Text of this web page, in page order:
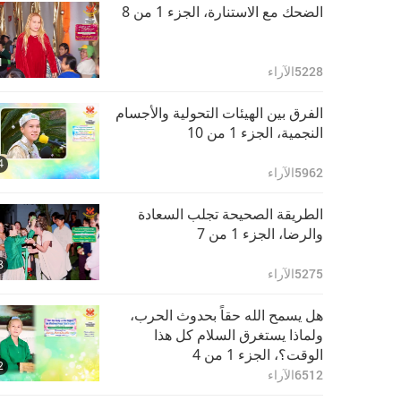
36:03
عندما يضيع الصدق:
من 16
6945الآراء
26:41
عندما يضيع الصدق:
علامات الساعة من
من 16
6268الآراء
27:44
عندما يضيع الصدق:
علامات الساعة من
10 من 16
5745الآراء
33:00
عندما يضيع الصدق:
علامات الساعة من
الحديث الشريف، الجزء
11 من 16
5724الآراء
الضحك مع الاستنارة، الجزء 1 من 8
5228الآراء
الفرق بين الهيئات التحولية والأجسام
النجمية، الجزء 1 من 10
5962الآراء
الطريقة الصحيحة تجلب السعادة
والرضا، الجزء 1 من 7
5275الآراء
هل يسمح الله حقاً بحدوث الحرب،
ولماذا يستغرق السلام كل هذا
الوقت؟، الجزء 1 من 4
6512الآراء